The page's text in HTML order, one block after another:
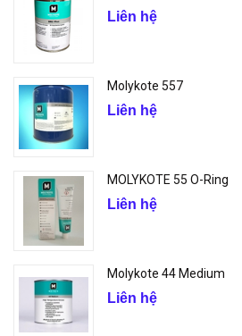
Liên hệ
Molykote 557
Liên hệ
MOLYKOTE 55 O-Ring
Liên hệ
Molykote 44 Medium
Liên hệ